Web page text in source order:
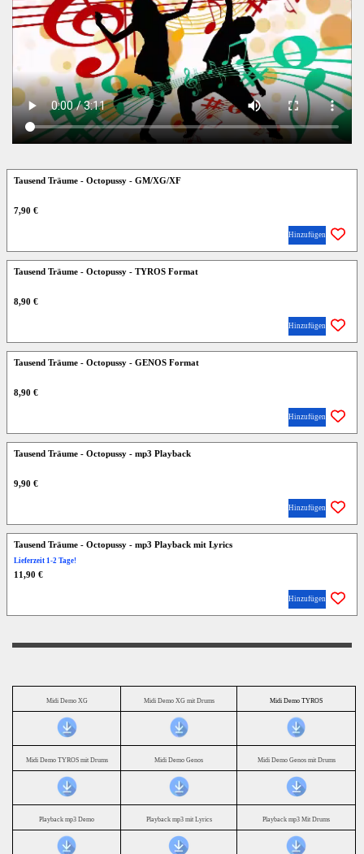
Tausend Träume - Octopussy - GM/XG/XF
7,90 €
Hinzufügen
Tausend Träume - Octopussy - TYROS Format
8,90 €
Hinzufügen
Tausend Träume - Octopussy - GENOS Format
8,90 €
Hinzufügen
Tausend Träume - Octopussy - mp3 Playback
9,90 €
Hinzufügen
Tausend Träume - Octopussy - mp3 Playback mit Lyrics
Lieferzeit 1-2 Tage!
11,90 €
Hinzufügen
Midi Demo XG Midi Demo XG mit Drums Midi Demo TYROS
Midi Demo TYROS mit Drums Midi Demo Genos Midi Demo Genos mit Drums
Playback mp3 Demo Playback mp3 mit Lyrics Playback mp3 Mit Drums